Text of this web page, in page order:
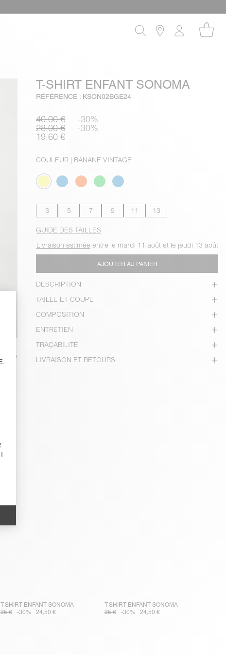
T-SHIRT ENFANT SONOMA
RÉFÉRENCE : KSON02BGE24
40,00 € -30%
28,00 € -30%
19,60 €
COULEUR | BANANE VINTAGE
3 5 7 9 11 13
GUIDE DES TAILLES
Livraison estimée entre le mardi 11 août et le jeudi 13 août
AJOUTER AU PANIER
DESCRIPTION
TAILLE ET COUPE
COMPOSITION
ENTRETIEN
TRAÇABILITÉ
LIVRAISON ET RETOURS
T-SHIRT ENFANT SONOMA
35 €
-30% 24,50 €
T-SHIRT ENFANT SONOMA
35 €
-30% 24,50 €